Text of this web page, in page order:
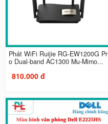
Phát WiFi Ruijie RG-EW1200G Pr
o Dual-band AC1300 Mu-Mimo...
810.000 đ